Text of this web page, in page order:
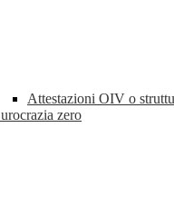
Attestazioni OIV o
zero